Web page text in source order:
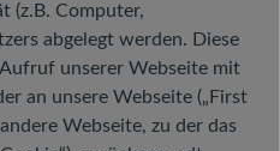
(z.B. Computer,
abgelegt werden. Diese
unserer Webseite mit
an unsere Webseite („First
Webseite, zu der das